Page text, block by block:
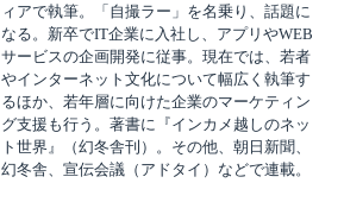
ィアで執筆。「自撮ラー」を名乗り、話題に
なる。新卒でIT企業に入社し、アプリやWEB
サービスの企画開発に従事。現在では、若者
やインターネット文化について幅広く執筆す
るほか、若年層に向けた企業のマーケティン
グ支援も行う。著書に『インカメ越しのネッ
ト世界』（幻冬舎刊）。その他、朝日新聞、
幻冬舎、宣伝会議（アドタイ）などで連載。